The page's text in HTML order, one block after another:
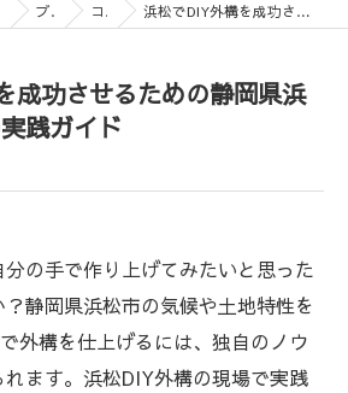
ブログ コラム 浜松でDIY外構を成功させるための静岡県浜松市ならではの実践ガイド
成功させるための静岡県浜
践ガイド
の手で作り上げてみたいと思った
静岡県浜松市の気候や土地特性を
外構を仕上げるには、独自のノウ
ます。浜松DIY外構の現場で実践